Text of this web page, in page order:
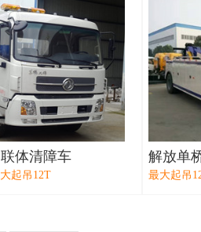
体清障车
起吊12T
解放单
最大起吊